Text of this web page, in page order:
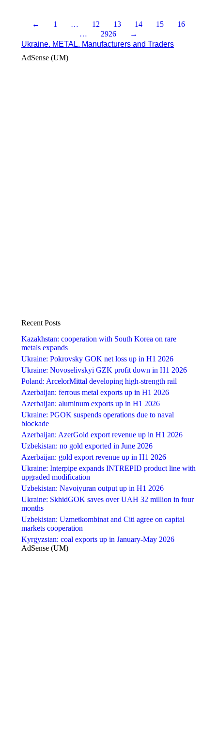
← 1 … 12 13 14 15
16
…
2926
→
Ukraine. METAL. Manufacturers and Traders
AdSense (UM)
Recent Posts
Kazakhstan: cooperation with South Korea on rare
metals expands
Ukraine: Pokrovsky GOK net loss up in H1 2026
Ukraine: Novoselivskyi GZK profit down in H1 2026
Poland: ArcelorMittal developing high-strength rail
Azerbaijan: ferrous metal exports up in H1 2026
Azerbaijan: aluminum exports up in H1 2026
Ukraine: PGOK suspends operations due to naval
blockade
Azerbaijan: AzerGold export revenue up in H1 2026
Uzbekistan: no gold exported in June 2026
Azerbaijan: gold export revenue up in H1 2026
Ukraine: Interpipe expands INTREPID product line with
upgraded modification
Uzbekistan: Navoiyuran output up in H1 2026
Ukraine: SkhidGOK saves over UAH 32 million in four
months
Uzbekistan: Uzmetkombinat and Citi agree on capital
markets cooperation
Kyrgyzstan: coal exports up in January-May 2026
AdSense (UM)